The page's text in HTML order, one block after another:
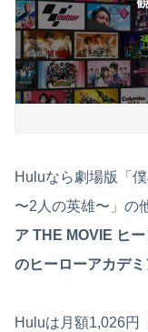
Huluなら劇場版「
〜2人の英雄〜」の
ア THE MOVIE ヒ
のヒーローアカデミ
Huluは月額1,026円